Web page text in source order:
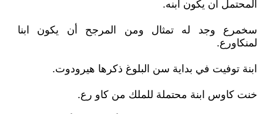
المحتمل أن يكون ابنه.
سخمرع وجد له تمثال ومن المرجح أن يكون ابنا
لمنكاورع.
ابنة توفيت في بداية سن البلوغ ذكرها هيرودوت.
خنت كاوس ابنة محتملة للملك من كاو رع.